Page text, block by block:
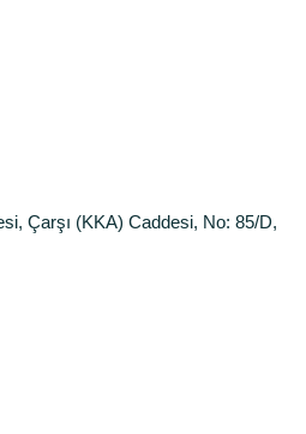
Çarşı (KKA) Caddesi, No: 85/D,